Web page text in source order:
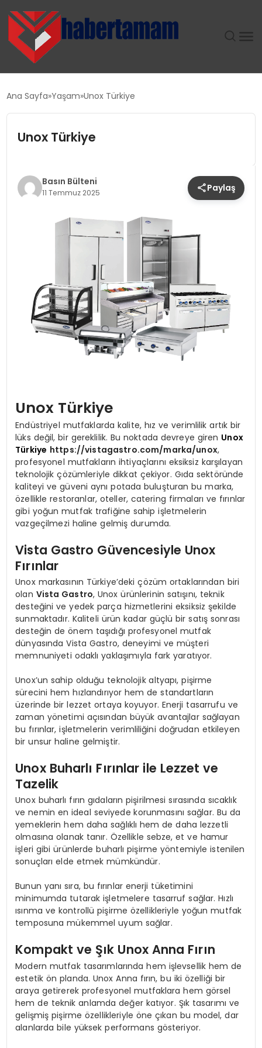
SAĞLIK
EĞITIM
YAŞAM
Ana Sayfa Yaşam Unox Türkiye
Unox Türkiye
Basın Bülteni
11 Temmuz 2025 Paylaş
Unox Türkiye
Endüstriyel mutfaklarda kalite, hız ve verimlilik artık bir
lüks değil, bir gereklilik. Bu noktada devreye giren Unox
Türkiye https://vistagastro.com/marka/unox,
profesyonel mutfakların ihtiyaçlarını eksiksiz karşılayan
teknolojik çözümleriyle dikkat çekiyor. Gıda sektöründe
kaliteyi ve güveni aynı potada buluşturan bu marka,
özellikle restoranlar, oteller, catering firmaları ve fırınlar
gibi yoğun mutfak trafiğine sahip işletmelerin
vazgeçilmezi haline gelmiş durumda.
Vista Gastro Güvencesiyle Unox
Fırınlar
Unox markasının Türkiye’deki çözüm ortaklarından biri
olan Vista Gastro, Unox ürünlerinin satışını, teknik
desteğini ve yedek parça hizmetlerini eksiksiz şekilde
sunmaktadır. Kaliteli ürün kadar güçlü bir satış sonrası
desteğin de önem taşıdığı profesyonel mutfak
dünyasında Vista Gastro, deneyimi ve müşteri
memnuniyeti odaklı yaklaşımıyla fark yaratıyor.
Unox’un sahip olduğu teknolojik altyapı, pişirme
sürecini hem hızlandırıyor hem de standartların
üzerinde bir lezzet ortaya koyuyor. Enerji tasarrufu ve
zaman yönetimi açısından büyük avantajlar sağlayan
bu fırınlar, işletmelerin verimliliğini doğrudan etkileyen
bir unsur haline gelmiştir.
Unox Buharlı Fırınlar ile Lezzet ve
Tazelik
Unox buharlı fırın gıdaların pişirilmesi sırasında sıcaklık
ve nemin en ideal seviyede korunmasını sağlar. Bu da
yemeklerin hem daha sağlıklı hem de daha lezzetli
olmasına olanak tanır. Özellikle sebze, et ve hamur
işleri gibi ürünlerde buharlı pişirme yöntemiyle istenilen
sonuçları elde etmek mümkündür.
Bunun yanı sıra, bu fırınlar enerji tüketimini
minimumda tutarak işletmelere tasarruf sağlar. Hızlı
ısınma ve kontrollü pişirme özellikleriyle yoğun mutfak
temposuna mükemmel uyum sağlar.
Kompakt ve Şık Unox Anna Fırın
Modern mutfak tasarımlarında hem işlevsellik hem de
estetik ön planda. Unox Anna fırın, bu iki özelliği bir
araya getirerek profesyonel mutfaklara hem görsel
hem de teknik anlamda değer katıyor. Şık tasarımı ve
gelişmiş pişirme özellikleriyle öne çıkan bu model, dar
alanlarda bile yüksek performans gösteriyor.